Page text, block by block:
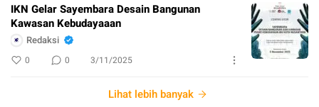
IKN Gelar Sayembara Desain Bangunan
Kawasan Kebudayaaan
Redaksi
0 0 3/11/2025
Lihat lebih banyak